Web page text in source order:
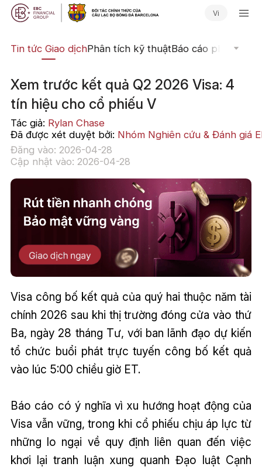
Vi
Tin tức Giao dịchPhân tích kỹ thuậtBáo cáo phân tích
Xem trước kết quả Q2 2026 Visa: 4
tín hiệu cho cổ phiếu V
Tác giả: Rylan Chase
Đã được xét duyệt bởi: Nhóm Nghiên cứu & Đánh giá
Đăng vào: 2026-04-28
Cập nhật vào: 2026-04-28
Visa công bố kết quả của quý hai thuộc năm tài
chính 2026 sau khi thị trường đóng cửa vào thứ
Ba, ngày 28 tháng Tư, với ban lãnh đạo dự kiến
tổ chức buổi phát trực tuyến công bố kết quả
vào lúc 5:00 chiều giờ ET.
Báo cáo có ý nghĩa vì xu hướng hoạt động của
Visa vẫn vững, trong khi cổ phiếu chịu áp lực từ
những lo ngại về quy định liên quan đến việc
khơi lại tranh luận xung quanh Đạo luật Cạnh